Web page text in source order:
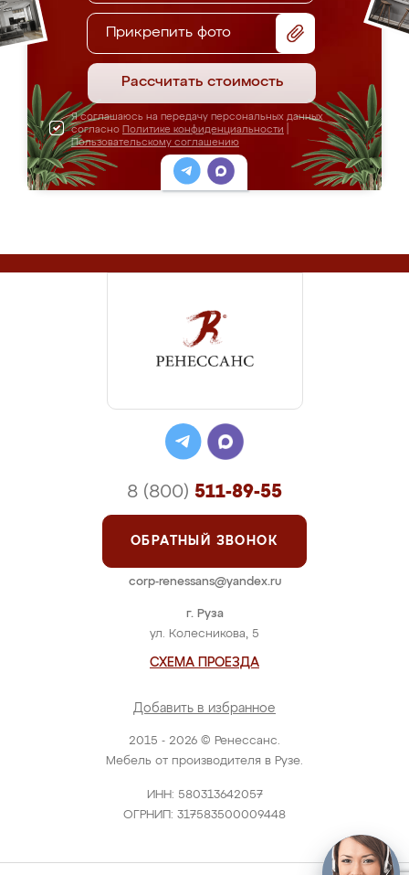
Прикрепить фото
Рассчитать стоимость
Я соглашаюсь на передачу персональных данных
согласно Политике конфиденциальности
Пользовательскому соглашению
2015 - 2026 © Ренессанс.
Мебель от производителя в Рузе.
ИНН: 580313642057
ОГРНИП: 317583500009448
г. Руза
ул. Колесникова, 5
СХЕМА ПРОЕЗДА
Добавить в избранное
8 (800) 511-89-55
ОБРАТНЫЙ ЗВОНОК
corp-renessans@yandex.ru